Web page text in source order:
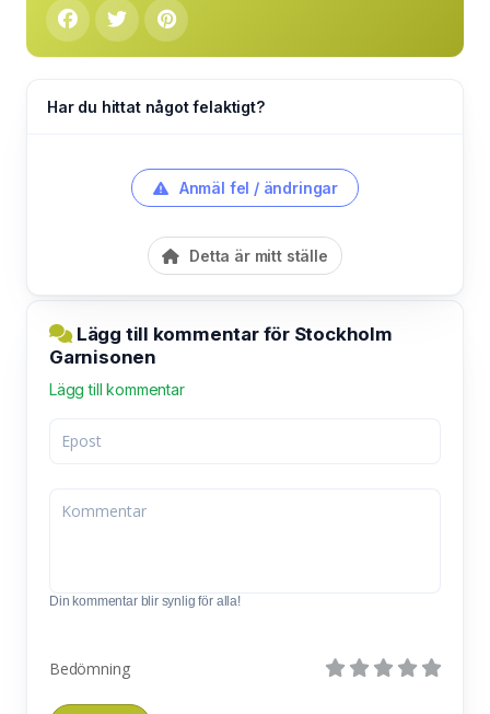
Har du hittat något felaktigt?
Anmäl fel / ändringar
Detta är mitt ställe
Lägg till kommentar för Stockholm
Garnisonen
Lägg till kommentar
Din kommentar blir synlig för alla!
Bedömning